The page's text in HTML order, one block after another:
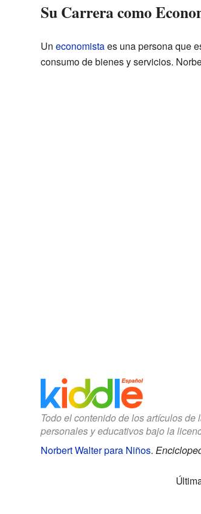
Su Carrera como
Un economistaes una persona que
consumo de bienes y servicios.
Todo el contenido de los artículos de
personales y educativos bajo la
Norbert Walter para Niños.